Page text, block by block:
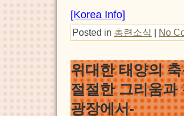
[Korea Info]
Posted in 총련소식 | No
위대한 태양의
절절한 그리움과
광장에서-